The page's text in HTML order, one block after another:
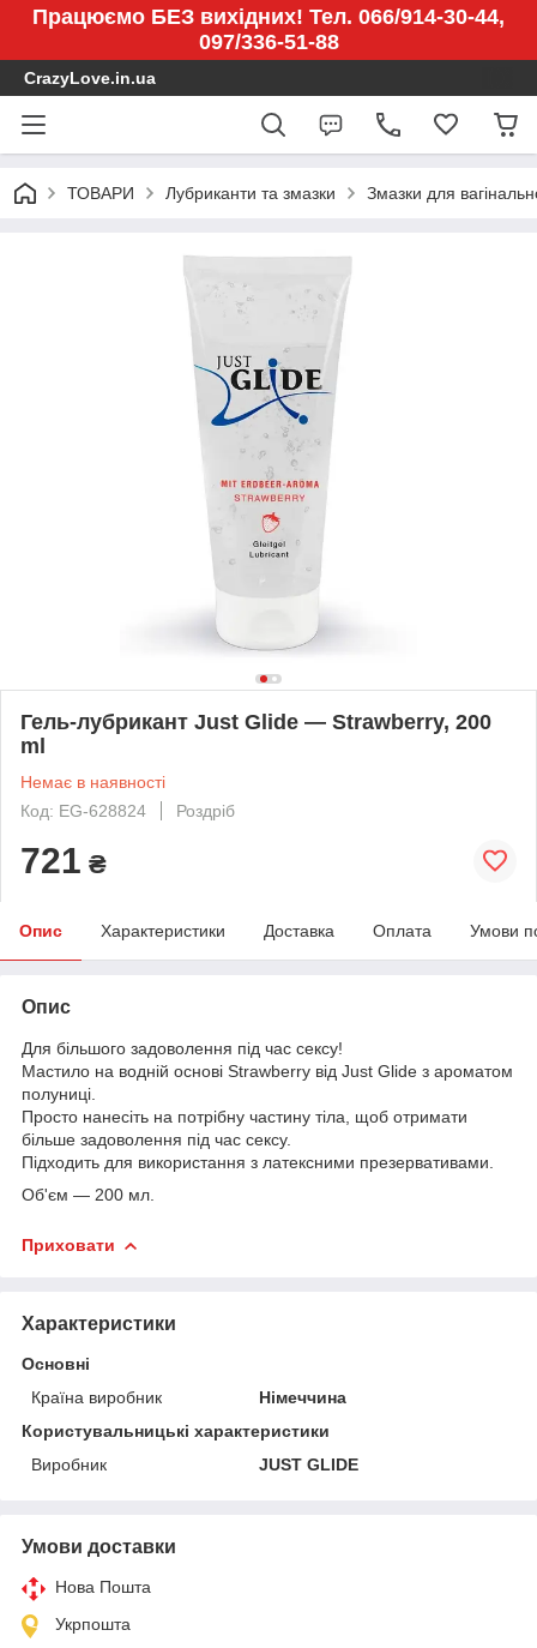
Працюємо БЕЗ вихідних! Тел. 066/914-30-44,
097/336-51-88
CrazyLove.in.ua
ТОВАРИ Лубриканти та змазки Змазки для
Гель-лубрикант Just Glide — Strawberry, 200
ml
Немає в наявності
Код: EG-628824
Роздріб
721 ₴
Опис Характеристики Доставка Оплата Умови
Опис
Для більшого задоволення під час сексу!
Мастило на водній основі Strawberry від Just Glide з ароматом
полуниці.
Просто нанесіть на потрібну частину тіла, щоб отримати
більше задоволення під час сексу.
Підходить для використання з латексними презервативами.
Об'єм — 200 мл.
Приховати
Характеристики
Основні
Країна виробник
Німеччина
Користувальницькі характеристики
Виробник
JUST GLIDE
Умови доставки
Нова Пошта
Укрпошта